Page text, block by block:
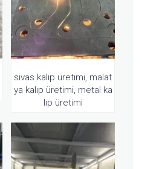
sivas kalıp üretimi, malat
ya kalıp üretimi, metal ka
lıp üretimi